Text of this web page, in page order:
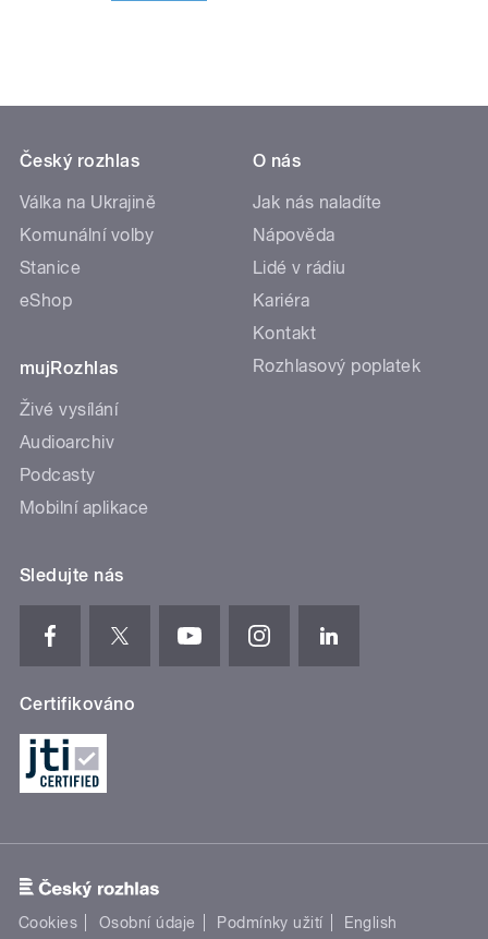
Český rozhlas
Válka na Ukrajině
Komunální volby
Stanice
eShop
mujRozhlas
Živé vysílání
Audioarchiv
Podcasty
Mobilní aplikace
O nás
Jak nás naladíte
Nápověda
Lidé v rádiu
Kariéra
Kontakt
Rozhlasový poplatek
Sledujte nás
Certifikováno
Cookies Osobní údaje Podmínky užití English